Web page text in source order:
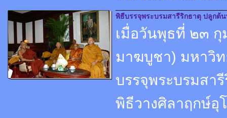
พิธีบรรจุพระบรมสารีริกธาตุ ปลูกต้
เมื่อวันพุธที่ ๒๓
มาฆบูชา) มหาวิ
บรรจุพระบรมสา
พิธีวางศิลาฤกษ์อุ